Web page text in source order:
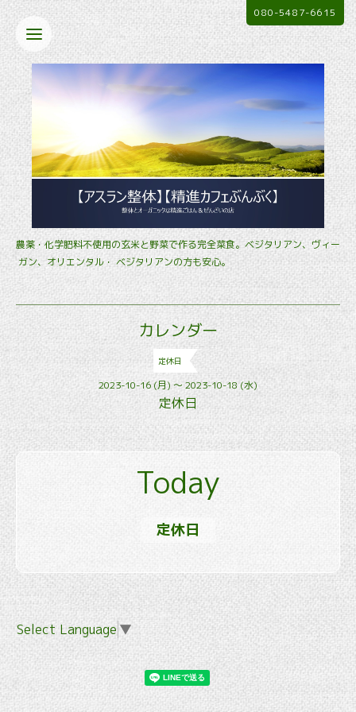
農薬・化学肥料不使用の玄米と野菜で作る完全菜食。ベジタリアン、ヴィー
ガン、オリエンタル・ ベジタリアンの方も安心。
080-5487-6615
カレンダー
定休日
2023-10-16 (月) ～ 2023-10-18 (水)
定休日
Today
定休日
Select Language ▼